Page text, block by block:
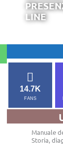
LINE
14.7K
FANS
Manuale
Storia,